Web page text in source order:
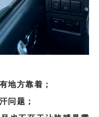
地方靠着；
问题；